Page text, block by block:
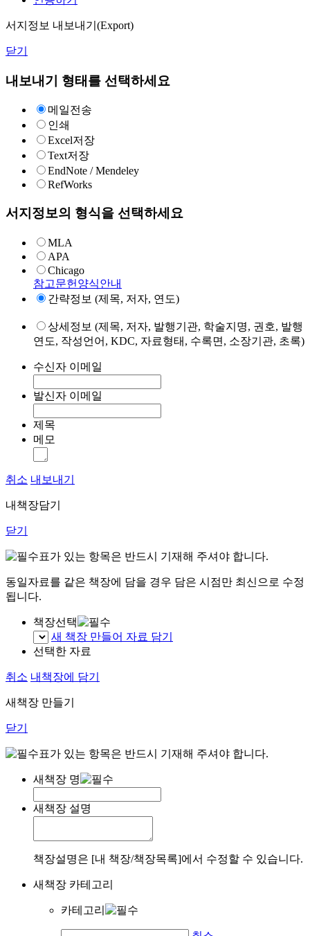
서지정보 내보내기(Export)
닫기
내보내기 형태를 선택하세요
메일전송
인쇄
Excel저장
Text저장
EndNote / Mendeley
RefWorks
서지정보의 형식을 선택하세요
MLA
APA
Chicago
참고문헌양식안내
간략정보 (제목, 저자, 연도)
상세정보 (제목, 저자, 발행기관, 학술지명, 권호, 발행
연도, 작성언어, KDC, 자료형태, 수록면, 소장기관, 초록)
수신자 이메일
발신자 이메일
제목
메모
취소 내보내기
내책장담기
닫기
표가 있는 항목은 반드시 기재해 주셔야 합니다.
동일자료를 같은 책장에 담을 경우 담은 시점만 최신으로 수정
됩니다.
책장선택
새 책장 만들어 자료 담기
선택한 자료
취소 내책장에 담기
새책장 만들기
닫기
표가 있는 항목은 반드시 기재해 주셔야 합니다.
새책장 명
새책장 설명
책장설명은 [내 책장/책장목록]에서 수정할 수 있습니다.
새책장 카테고리
카테고리